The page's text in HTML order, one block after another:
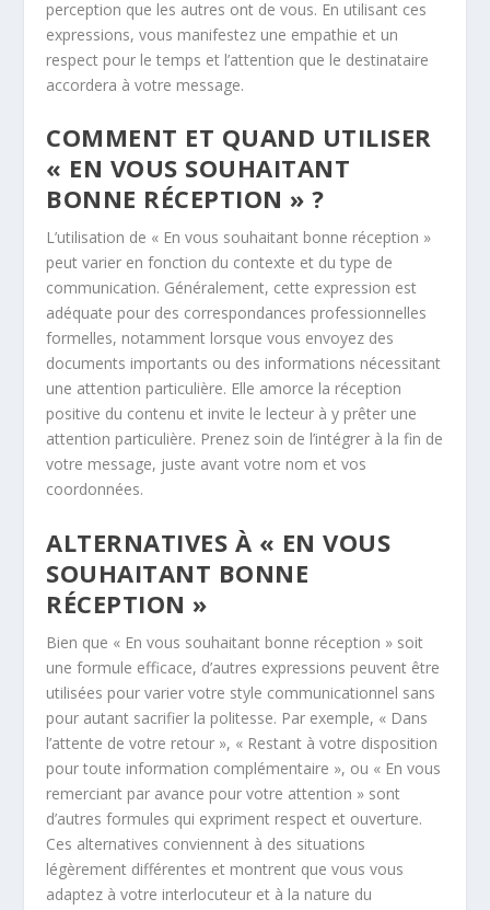
perception que les autres ont de vous. En utilisant ces
expressions, vous manifestez une empathie et un
respect pour le temps et l’attention que le destinataire
accordera à votre message.
COMMENT ET QUAND UTILISER
« EN VOUS SOUHAITANT
BONNE RÉCEPTION » ?
L’utilisation de « En vous souhaitant bonne réception »
peut varier en fonction du contexte et du type de
communication. Généralement, cette expression est
adéquate pour des correspondances professionnelles
formelles, notamment lorsque vous envoyez des
documents importants ou des informations nécessitant
une attention particulière. Elle amorce la réception
positive du contenu et invite le lecteur à y prêter une
attention particulière. Prenez soin de l’intégrer à la fin de
votre message, juste avant votre nom et vos
coordonnées.
ALTERNATIVES À « EN VOUS
SOUHAITANT BONNE
RÉCEPTION »
Bien que « En vous souhaitant bonne réception » soit
une formule efficace, d’autres expressions peuvent être
utilisées pour varier votre style communicationnel sans
pour autant sacrifier la politesse. Par exemple, « Dans
l’attente de votre retour », « Restant à votre disposition
pour toute information complémentaire », ou « En vous
remerciant par avance pour votre attention » sont
d’autres formules qui expriment respect et ouverture.
Ces alternatives conviennent à des situations
légèrement différentes et montrent que vous vous
adaptez à votre interlocuteur et à la nature du